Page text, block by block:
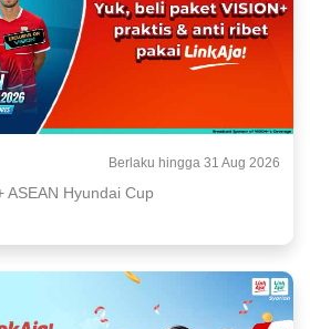
Berlaku hingga 31 Aug 2026
ASEAN Hyundai Cup